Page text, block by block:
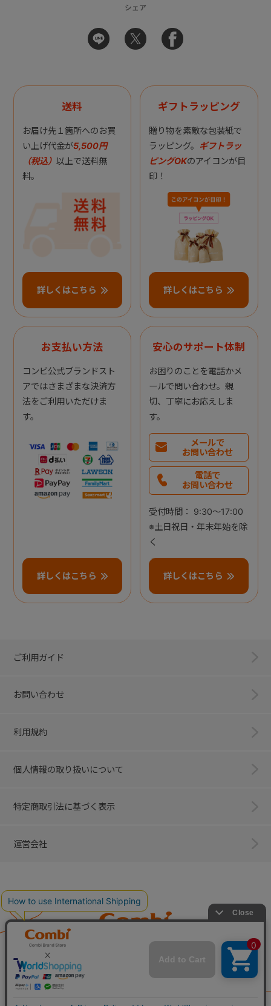
シェア
送料
お届け先１箇所へのお買
い上げ代金が5,500円
（税込） 以上で送料無
料。
詳しくはこちら
ギフトラッピング
贈り物を素敵な包装紙で
ラッピング。 ギフトラッ
ピングOKのアイコンが目
印！
詳しくはこちら
お支払い方法
コンビ公式ブランドスト
アではさまざまな決済方
法をご利用いただけま
す。
詳しくはこちら
安心のサポート体制
お困りのことを電話かメ
ールで問い合わせ。親
切、丁寧にお応えしま
す。
メールで
お問い合わせ
電話で
お問い合わせ
受付時間： 9:30～17:00
※土日祝日・年末年始を除
く
詳しくはこちら
ご利用ガイド
お問い合わせ
利用規約
個人情報の取り扱いについて
特定商取引法に基づく表示
運営会社
Combi
ベビー用品のコンビ株式会社